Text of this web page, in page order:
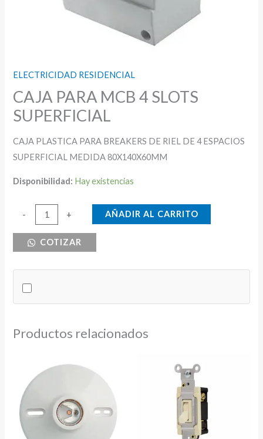
ELECTRICIDAD RESIDENCIAL
CAJA PARA MCB 4 SLOTS
SUPERFICIAL
CAJA PLASTICA PARA BREAKERS DE RIEL DE 4 ESPACIOS
SUPERFICIAL MEDIDA 80X140X60MM
Disponibilidad: Hay existencias
-
MCB
SUPERFICIAL
cantidad
+ AÑADIR AL CARRITO
COTIZAR
Productos relacionados